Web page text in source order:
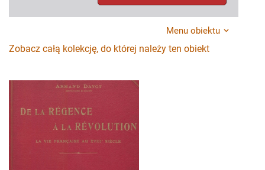
Menu obiektu
Zobacz całą kolekcję, do której należy ten obiekt